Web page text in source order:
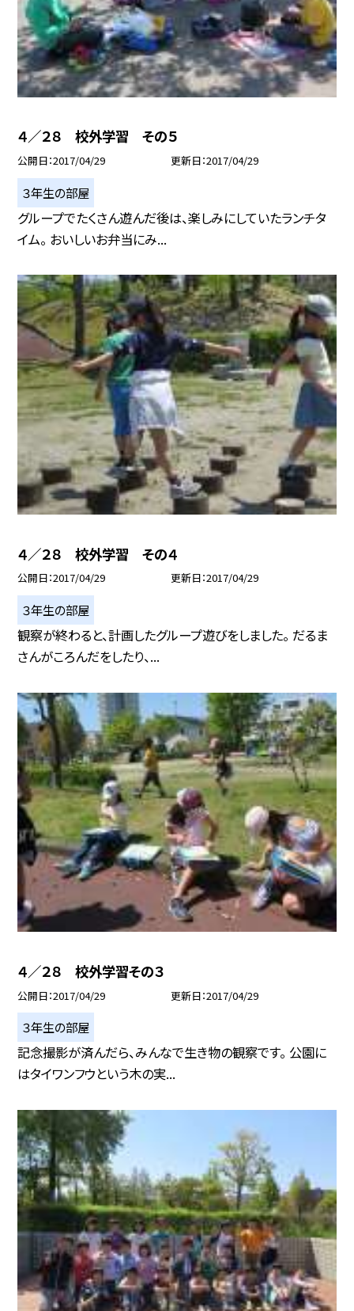
４／２８ 校外学習 その５
公開日 2017/04/29 更新日 2017/04/29
３年生の部屋
グループでたくさん遊んだ後は、楽しみにしていたランチタ
イム。 おいしいお弁当にみ...
４／２８ 校外学習 その４
公開日 2017/04/29 更新日 2017/04/29
３年生の部屋
観察が終わると、計画したグループ遊びをしました。 だるま
さんがころんだをしたり、...
４／２８ 校外学習その３
公開日 2017/04/29 更新日 2017/04/29
３年生の部屋
記念撮影が済んだら、みんなで生き物の観察です。 公園に
はタイワンフウという木の実...